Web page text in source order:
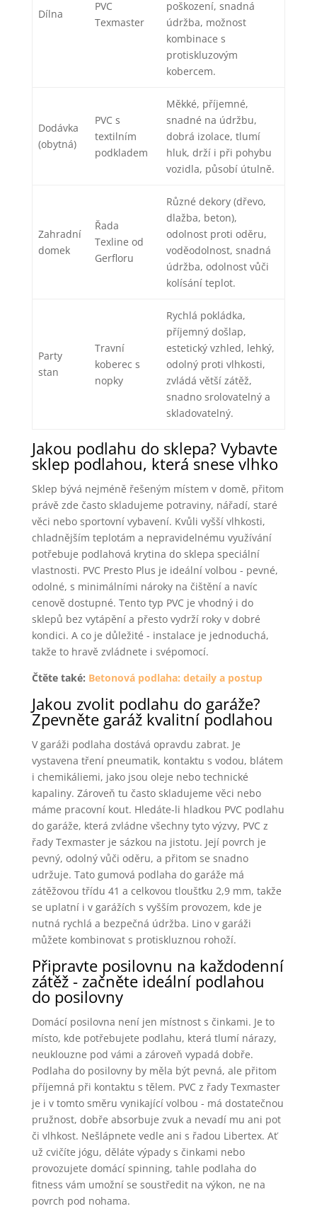
Dílna
PVC
Texmaster
poškození, snadná
údržba, možnost
kombinace s
protiskluzovým
kobercem.
Dodávka
(obytná)
PVC s
textilním
podkladem
Měkké, příjemné,
snadné na údržbu,
dobrá izolace, tlumí
hluk, drží i při pohybu
vozidla, působí útulně.
Zahradní
domek
Řada
Texline od
Gerfloru
Různé dekory (dřevo,
dlažba, beton),
odolnost proti oděru,
voděodolnost, snadná
údržba, odolnost vůči
kolísání teplot.
Party
stan
Travní
koberec s
nopky
Rychlá pokládka,
příjemný došlap,
estetický vzhled, lehký,
odolný proti vlhkosti,
zvládá větší zátěž,
snadno srolovatelný a
skladovatelný.
Jakou podlahu do sklepa? Vybavte
sklep podlahou, která snese vlhko
Sklep bývá nejméně řešeným místem v domě, přitom
právě zde často skladujeme potraviny, nářadí, staré
věci nebo sportovní vybavení. Kvůli vyšší vlhkosti,
chladnějším teplotám a nepravidelnému využívání
potřebuje podlahová krytina do sklepa speciální
vlastnosti. PVC Presto Plus je ideální volbou - pevné,
odolné, s minimálními nároky na čištění a navíc
cenově dostupné. Tento typ PVC je vhodný i do
sklepů bez vytápění a přesto vydrží roky v dobré
kondici. A co je důležité - instalace je jednoduchá,
takže to hravě zvládnete i svépomocí.
Čtěte také: Betonová podlaha: detaily a postup
Jakou zvolit podlahu do garáže?
Zpevněte garáž kvalitní podlahou
V garáži podlaha dostává opravdu zabrat. Je
vystavena tření pneumatik, kontaktu s vodou, blátem
i chemikáliemi, jako jsou oleje nebo technické
kapaliny. Zároveň tu často skladujeme věci nebo
máme pracovní kout. Hledáte-li hladkou PVC podlahu
do garáže, která zvládne všechny tyto výzvy, PVC z
řady Texmaster je sázkou na jistotu. Její povrch je
pevný, odolný vůči oděru, a přitom se snadno
udržuje. Tato gumová podlaha do garáže má
zátěžovou třídu 41 a celkovou tloušťku 2,9 mm, takže
se uplatní i v garážích s vyšším provozem, kde je
nutná rychlá a bezpečná údržba. Lino v garáži
můžete kombinovat s protiskluznou rohoží.
Připravte posilovnu na každodenní
zátěž - začněte ideální podlahou
do posilovny
Domácí posilovna není jen místnost s činkami. Je to
místo, kde potřebujete podlahu, která tlumí nárazy,
neuklouzne pod vámi a zároveň vypadá dobře.
Podlaha do posilovny by měla být pevná, ale přitom
příjemná při kontaktu s tělem. PVC z řady Texmaster
je i v tomto směru vynikající volbou - má dostatečnou
pružnost, dobře absorbuje zvuk a nevadí mu ani pot
či vlhkost. Nešlápnete vedle ani s řadou Libertex. Ať
už cvičíte jógu, děláte výpady s činkami nebo
provozujete domácí spinning, tahle podlaha do
fitness vám umožní se soustředit na výkon, ne na
povrch pod nohama.